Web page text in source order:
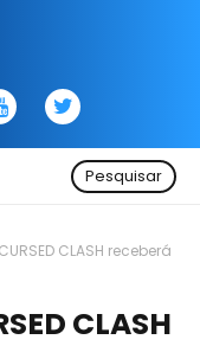
Pesquisar
CLASH receberá
CLASH